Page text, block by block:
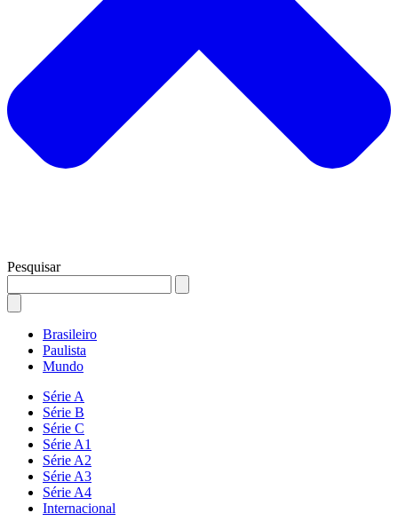
Pesquisar
Brasileiro
Paulista
Mundo
Série A
Série B
Série C
Série A1
Série A2
Série A3
Série A4
Internacional